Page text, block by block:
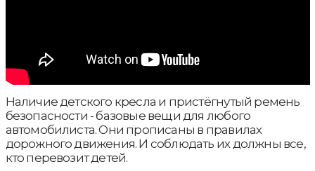
Наличие детского кресла и пристёгнутый ремень
безопасности - базовые вещи для любого
автомобилиста. Они прописаны в правилах
дорожного движения. И соблюдать их должны все,
кто перевозит детей.